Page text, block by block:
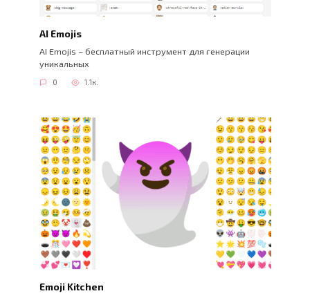
AI Emojis
AI Emojis – бесплатный инструмент для генерации
уникальных
0 1.1к.
Emoji Kitchen